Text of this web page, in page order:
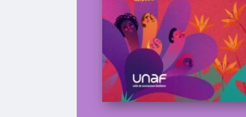
V
I
H
O
T
R
A
S